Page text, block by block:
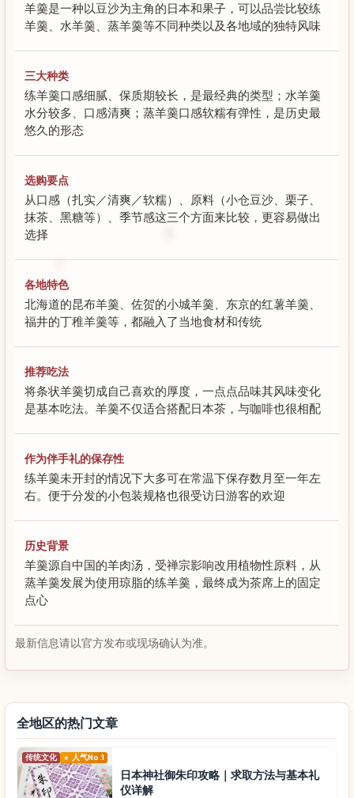
羊羹是一种以豆沙为主角的日本和果子，可以品尝比较练
羊羹、水羊羹、蒸羊羹等不同种类以及各地域的独特风味
三大种类
练羊羹口感细腻、保质期较长，是最经典的类型；水羊羹
水分较多、口感清爽；蒸羊羹口感软糯有弹性，是历史最
悠久的形态
选购要点
从口感（扎实／清爽／软糯）、原料（小仓豆沙、栗子、
抹茶、黑糖等）、季节感这三个方面来比较，更容易做出
选择
各地特色
北海道的昆布羊羹、佐贺的小城羊羹、东京的红薯羊羹、
福井的丁稚羊羹等，都融入了当地食材和传统
推荐吃法
将条状羊羹切成自己喜欢的厚度，一点点品味其风味变化
是基本吃法。羊羹不仅适合搭配日本茶，与咖啡也很相配
作为伴手礼的保存性
练羊羹未开封的情况下大多可在常温下保存数月至一年左
右。便于分发的小包装规格也很受访日游客的欢迎
历史背景
羊羹源自中国的羊肉汤，受禅宗影响改用植物性原料，从
蒸羊羹发展为使用琼脂的练羊羹，最终成为茶席上的固定
点心
最新信息请以官方发布或现场确认为准。
全地区的热门文章
传统文化 人气No.1
日本神社御朱印攻略｜求取方法与基本礼
仪详解